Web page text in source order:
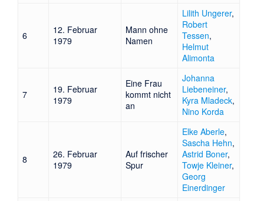
6
12. Februar
1979
Mann ohne
Namen
Lilith Ungerer,
Robert
Tessen,
Helmut
Alimonta
7
19. Februar
1979
Eine Frau
kommt nicht
an
Johanna
Liebeneiner,
Kyra Mladeck,
Nino Korda
8
26. Februar
1979
Auf frischer
Spur
Elke Aberle,
Sascha Hehn,
Astrid Boner,
Towje Kleiner,
Georg
Einerdinger